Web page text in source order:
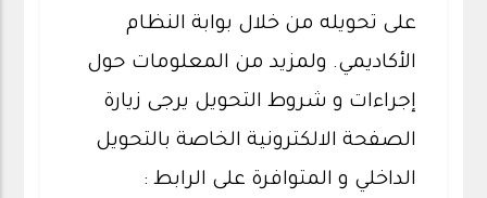
على تحويله من خلال بوابة النظام
الأكاديمي. ولمزيد من المعلومات حول
إجراءات و شروط التحويل يرجى زيارة
الصفحة الالكترونية الخاصة بالتحويل
الداخلي و المتوافرة على الرابط :